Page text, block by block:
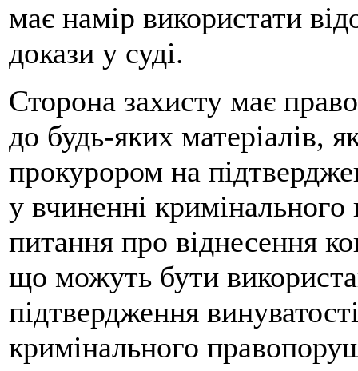
має намір використати
докази у суді.
Сторона захисту має
до будь-яких матеріалів,
прокурором на
у вчиненні
питання про віднесення
що можуть бути
підтвердження
кримінального